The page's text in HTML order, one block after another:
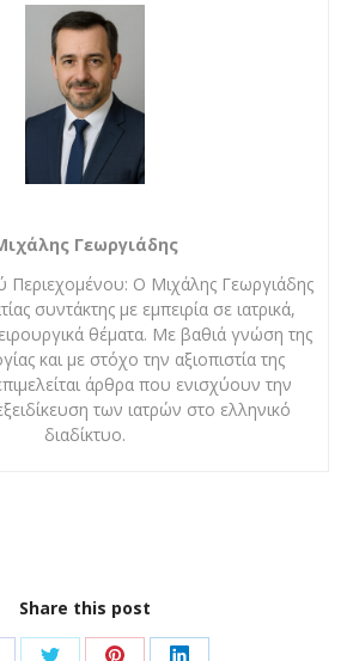
Γεωργιάδης
Περιεχομένου: Ο Μιχάλης Γεωργιάδης
συντάκτης με εμπειρία σε ιατρικά,
θέματα. Με βαθιά γνώση της
και με στόχο την αξιοπιστία της
άρθρα που ενισχύουν την
των ιατρών στο ελληνικό
διαδίκτυο.
Share this post